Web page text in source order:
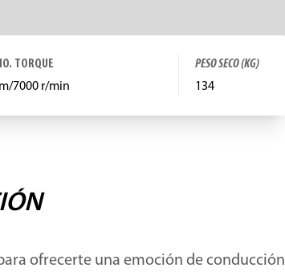
TORQUE
7000 r/min
PESO SECO (KG)
134
ofrecerte una emoción de conducción